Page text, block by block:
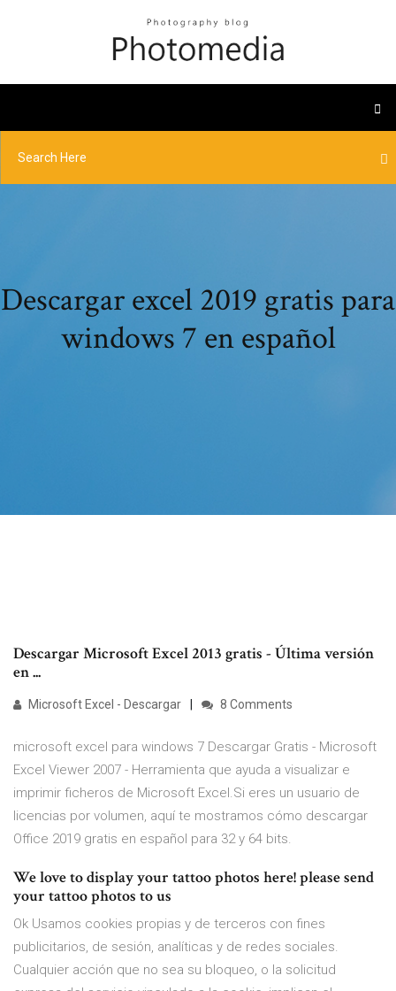
Descargar excel 2019 gratis para
windows 7 en español
Descargar Microsoft Excel 2013 gratis - Última versión
en ...
Microsoft Excel - Descargar 8 Comments
microsoft excel para windows 7 Descargar Gratis - Microsoft
Excel Viewer 2007 - Herramienta que ayuda a visualizar e
imprimir ficheros de Microsoft Excel.Si eres un usuario de
licencias por volumen, aquí te mostramos cómo descargar
Office 2019 gratis en español para 32 y 64 bits.
We love to display your tattoo photos here! please send
your tattoo photos to us
Ok Usamos cookies propias y de terceros con fines
publicitarios, de sesión, analíticas y de redes sociales.
Cualquier acción que no sea su bloqueo, o la solicitud